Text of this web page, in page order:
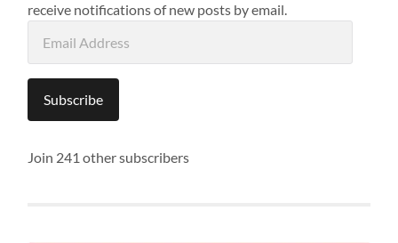
receive notifications of new posts by email.
Address
Subscribe
Join 241 other subscribers